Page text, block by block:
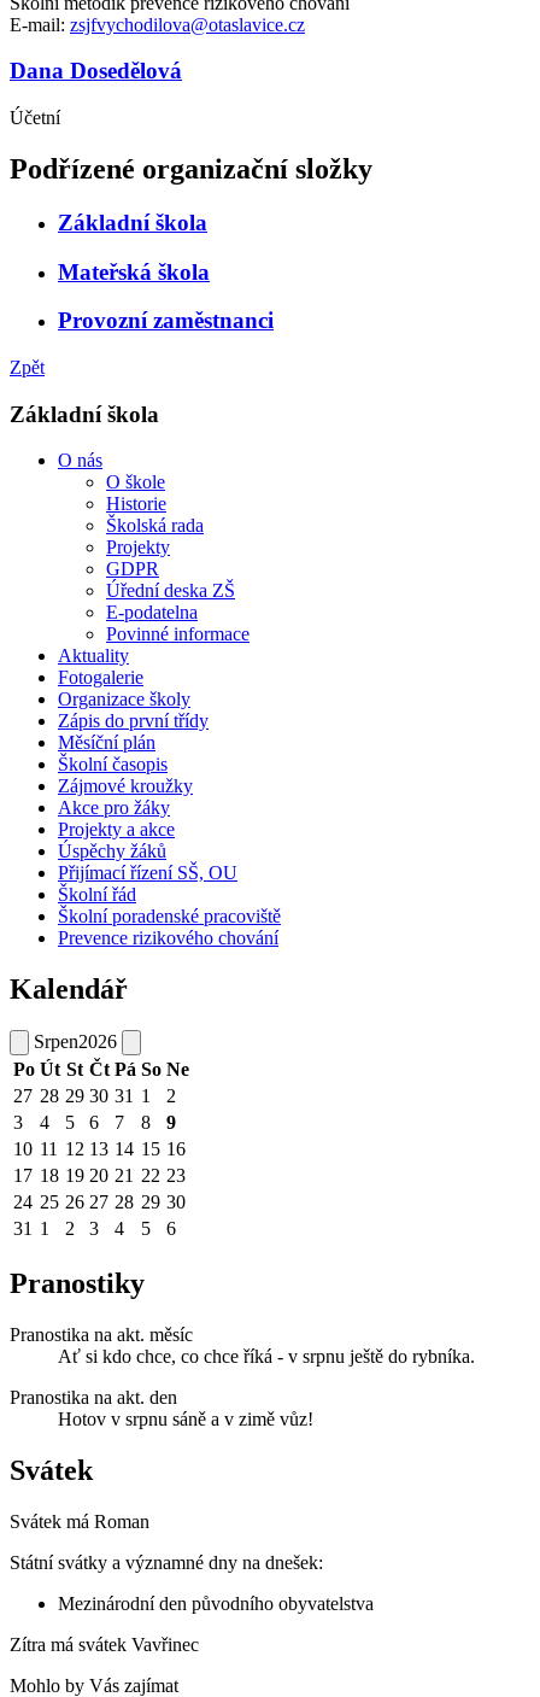
E-mail: zsjfvychodilova@otaslavice.cz
Dana Dosedělová
Účetní
Podřízené organizační složky
Základní škola
Mateřská škola
Provozní zaměstnanci
Zpět
Základní škola
O nás
O škole
Historie
Školská rada
Projekty
GDPR
Úřední deska ZŠ
E-podatelna
Povinné informace
Aktuality
Fotogalerie
Organizace školy
Zápis do první třídy
Měsíční plán
Školní časopis
Zájmové kroužky
Akce pro žáky
Projekty a akce
Úspěchy žáků
Přijímací řízení SŠ, OU
Školní řád
Školní poradenské pracoviště
Prevence rizikového chování
Kalendář
Srpen2026
Po Út St Čt Pá So Ne
27 28 29 30 31 1
2
3
4 5 6 7 8
9
10 11 12 13 14 15 16
17 18 19 20 21 22 23
24 25 26 27 28 29 30
31 1 2 3 4 5 6
Pranostiky
Pranostika na akt. měsíc
Ať si kdo chce, co chce říká - v srpnu ještě do rybníka.
Pranostika na akt. den
Hotov v srpnu sáně a v zimě vůz!
Svátek
Svátek má Roman
Státní svátky a významné dny na dnešek:
Mezinárodní den původního obyvatelstva
Zítra má svátek Vavřinec
Mohlo by Vás zajímat